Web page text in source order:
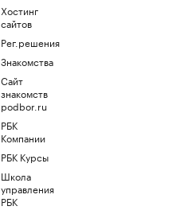
Хостинг
сайтов
Рег.решения
Знакомства
Сайт
знакомств
podbor.ru
РБК
Компании
РБК Курсы
Школа
управления
РБК